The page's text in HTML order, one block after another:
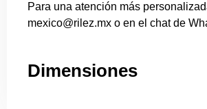
Para una atención más
mexico@rilez.mx o en el chat de
Dimensiones